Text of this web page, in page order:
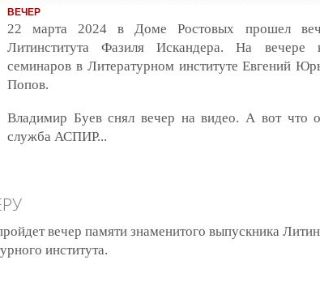
ВЕЧЕР
22 марта 2024 в Доме Ростовых прошел
Литинститута Фазиля Искандера. На вечере
семинаров в Литературном институте Евгений
Попов.
Владимир Буев снял вечер на видео. А вот что
служба АСПИР...
вечер памяти знаменитого выпускника
института.